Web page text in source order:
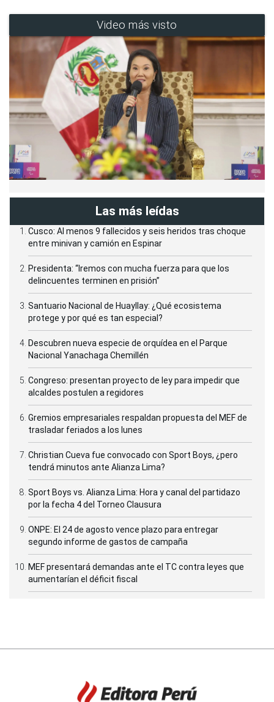
Video más visto
Las más leídas
Cusco: Al menos 9 fallecidos y seis heridos tras choque
entre minivan y camión en Espinar
Presidenta: “Iremos con mucha fuerza para que los
delincuentes terminen en prisión”
Santuario Nacional de Huayllay: ¿Qué ecosistema
protege y por qué es tan especial?
Descubren nueva especie de orquídea en el Parque
Nacional Yanachaga Chemillén
Congreso: presentan proyecto de ley para impedir que
alcaldes postulen a regidores
Gremios empresariales respaldan propuesta del MEF de
trasladar feriados a los lunes
Christian Cueva fue convocado con Sport Boys, ¿pero
tendrá minutos ante Alianza Lima?
Sport Boys vs. Alianza Lima: Hora y canal del partidazo
por la fecha 4 del Torneo Clausura
ONPE: El 24 de agosto vence plazo para entregar
segundo informe de gastos de campaña
MEF presentará demandas ante el TC contra leyes que
aumentarían el déficit fiscal